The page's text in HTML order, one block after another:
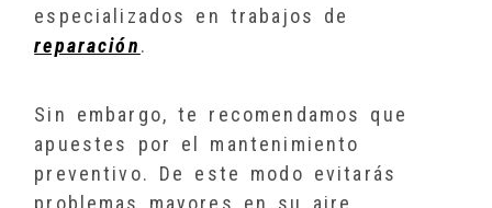
especializados en trabajos de
reparación.
Sin embargo, te recomendamos que
apuestes por el mantenimiento
preventivo. De este modo evitarás
problemas mayores en su aire